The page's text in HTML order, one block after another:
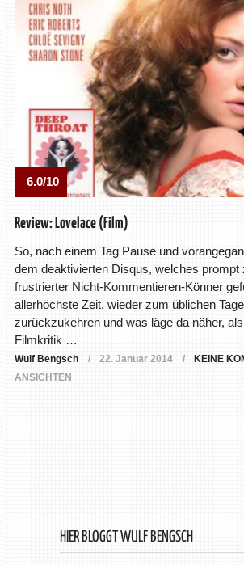
6.0/10
Review: Lovelace (Film)
So, nach einem Tag Pause und
dem deaktivierten Disqus, welches prompt
frustrierter Nicht-Kommentieren-Könner
allerhöchste Zeit, wieder zum üblichen
zurückzukehren und was läge da näher,
Filmkritik …
Wulf Bengsch 22. Januar 2014 KEINE
ANSICHTEN
HIER BLOGGT WULF BENGSCH